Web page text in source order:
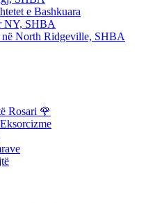
e Bashkuara
NY, SHBA
në North Ridgeville, SHBA
Rosari 🌹